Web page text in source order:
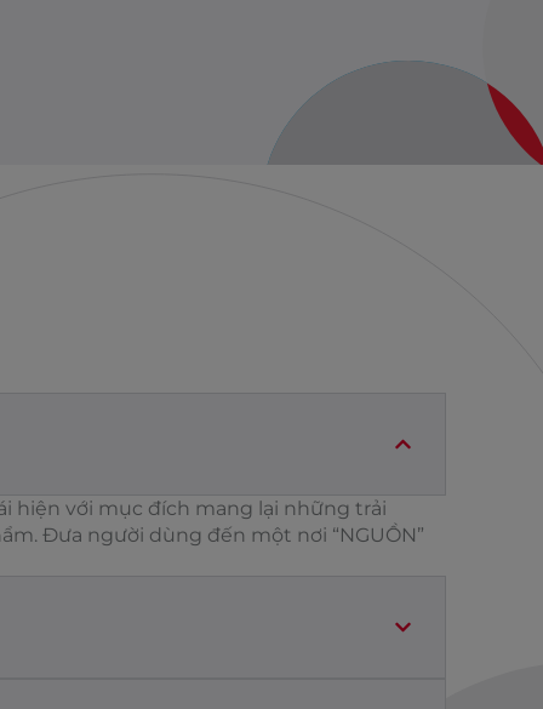
hiện với mục đích mang lại những trải
Đưa người dùng đến một nơi “NGUỒN”